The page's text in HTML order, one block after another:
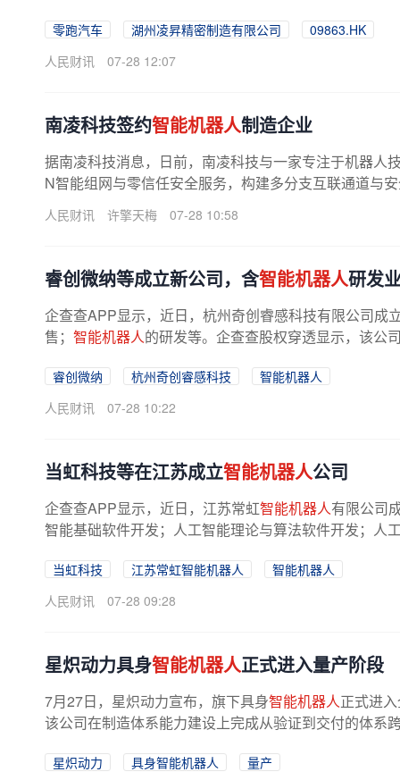
零跑汽车 湖州凌昇精密制造有限公司
09863.HK
人民财讯
07-28 12:07
南凌科技签约智能机器人制造企业
据南凌科技消息，日前，南凌科技与一家专注于机器人
N智能组网与零信任安全服务，构建多分支互联通道与
人民财讯 许擎天梅 07-28 10:58
睿创微纳等成立新公司，含智能机器人研发
企查查APP显示，近日，杭州奇创睿感科技有限公司成
售； 智能机器人的研发等。企查查股权穿透显示，该公
睿创微纳 杭州奇创睿感科技
智能机器人
人民财讯
07-28 10:22
当虹科技等在江苏成立智能机器人公司
企查查APP显示，近日，江苏常虹智能机器人有限公司
智能基础软件开发；人工智能理论与算法软件开发；人
当虹科技 江苏常虹智能机器人
智能机器人
人民财讯
07-28 09:28
星炽动力具身智能机器人正式进入量产阶段
7月27日，星炽动力宣布，旗下具身智能机器人正式进
该公司在制造体系能力建设上完成从验证到交付的体系
星炽动力 具身智能机器人
量产